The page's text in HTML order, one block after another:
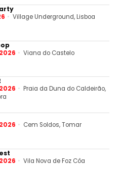
Village Underground, Lisboa
Viana do Castelo
Praia da Duna do Caldeirão,
Cem Soldos, Tomar
Vila Nova de Foz Côa